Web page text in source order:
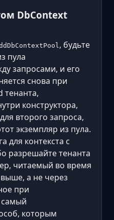
DbContext
, будьте
пула
запросами, и его
снова при
тенанта,
конструктора,
второго запроса,
экземпляр из пула.
для контекста с
разрешайте тенанта
читаемый во время
а не через
при
самый
которым